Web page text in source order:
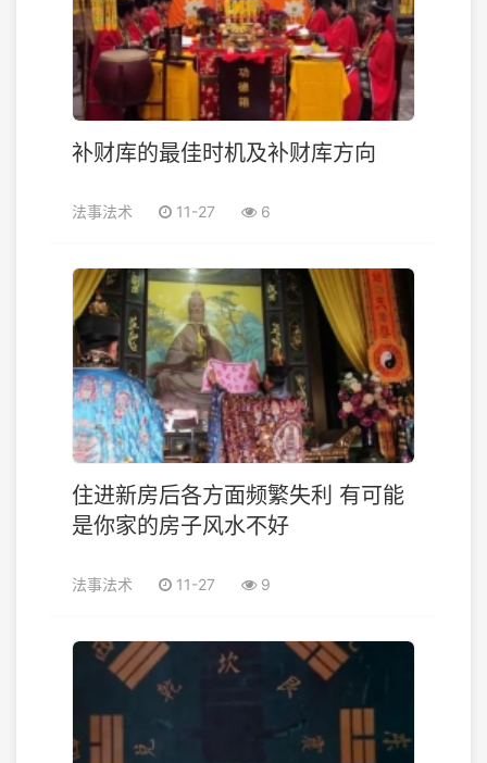
补财库的最佳时机及补财库方向
法事法术 11-27 6
住进新房后各方面频繁失利 有可能
是你家的房子风水不好
法事法术 11-27 9